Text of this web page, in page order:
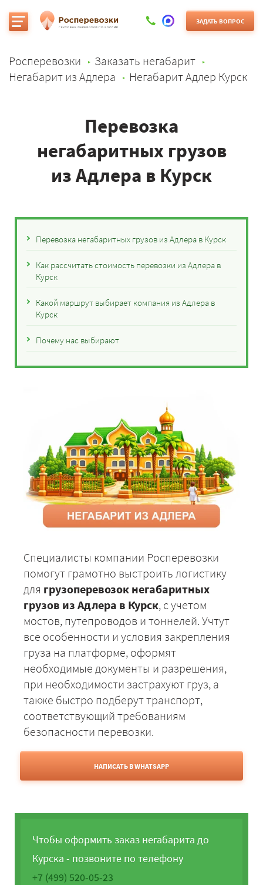
ЗАДАТЬ ВОПРОС
Росперевозки
Заказать негабарит
Негабарит из Адлера
Негабарит Адлер Курск
Перевозка
негабаритных грузов
из Адлера в Курск
Перевозка негабаритных грузов из Адлера в Курск
Как рассчитать стоимость перевозки из Адлера в
Курск
Какой маршрут выбирает компания из Адлера в
Курск
Почему нас выбирают
Специалисты компании Росперевозки
помогут грамотно выстроить логистику
для грузоперевозок негабаритных
грузов из Адлера в Курск, с учетом
мостов, путепроводов и тоннелей. Учтут
все особенности и условия закрепления
груза на платформе, оформят
необходимые документы и разрешения,
при необходимости застрахуют груз, а
также быстро подберут транспорт,
соответствующий требованиям
безопасности перевозки.
НАПИСАТЬ В WHATSAPP
Чтобы оформить заказ негабарита до
Курска - позвоните по телефону
+7 (499) 520-05-23